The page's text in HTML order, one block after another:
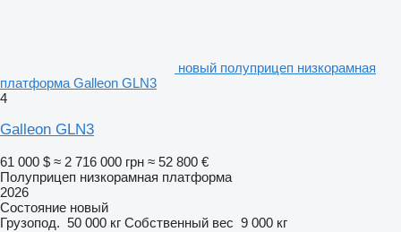
новый полуприцеп низкорамная
платформа Galleon GLN3
4
Galleon GLN3
61 000 $ ≈ 2 716 000 грн ≈ 52 800 €
Полуприцеп низкорамная платформа
2026
Состояние новый
Грузопод. 50 000 кг Собственный вес 9 000 кг